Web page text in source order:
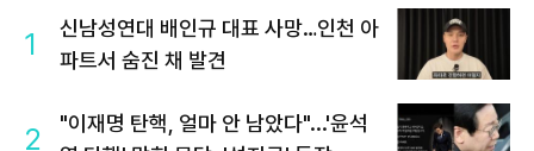
1
신남성연대 배인규 대표 사망…인천 아
파트서 숨진 채 발견
2
"이재명 탄핵, 얼마 안 남았다"...'윤석